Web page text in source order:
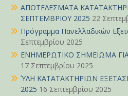
ΑΠΟΤΕΛΕΣΜΑΤΑ
ΣΕΠΤΕΜΒΡΙΟΥ 2025 22
Πρόγραμμα Πανελλαδικών
Σεπτεμβρίου 2025
ΕΝΗΜΕΡΩΤΙΚΟ ΣΗΜΕΙΩΜΑ
17 Σεπτεμβρίου 2025
ΎΛΗ ΚΑΤΑΤΑΚΤΗΡΙΩΝ
2025 16 Σεπτεμβρίου 2025